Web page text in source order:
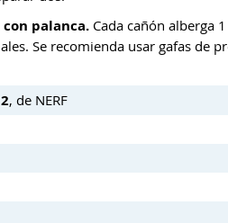
palanca. Cada cañón alberga
Se recomienda usar gafas de
, de NERF